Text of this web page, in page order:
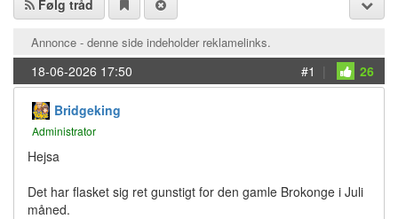
Følg tråd
Annonce - denne side indeholder reklamelinks.
18-06-2026 17:50 #1 | 26
Bridgeking
Administrator
Hejsa
Det har flasket sig ret gunstigt for den gamle Brokonge i Juli
måned.